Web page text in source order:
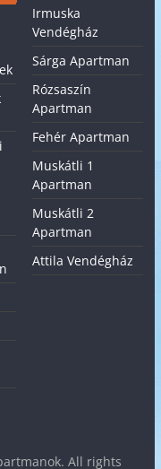
Irmuska
Vendégház
Sárga Apartman
Rózsaszín
Apartman
Fehér Apartman
Muskátli 1
Apartman
Muskátli 2
Apartman
Attila Vendégház
. All rights